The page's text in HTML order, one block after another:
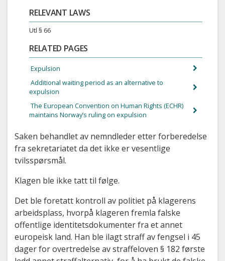
Saken behandlet av nemndleder etter forberedelse
fra sekretariatet da det ikke er vesentlige
tvilsspørsmål.
Klagen ble ikke tatt til følge.
Det ble foretatt kontroll av politiet på klagerens
arbeidsplass, hvorpå klageren fremla falske
offentlige identitetsdokumenter fra et annet
europeisk land. Han ble ilagt straff av fengsel i 45
dager for overtredelse av straffeloven § 182 første
RELEVANT LAWS
Utl § 66
RELATED PAGES
Expulsion
Additional waiting period as an alternative to
expulsion
The European Convention on Human Rights (ECHR)
maintains Norway’s ruling on expulsion